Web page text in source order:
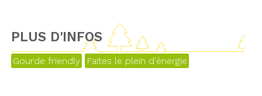
PLUS D'INFOS
Gourde friendly Faites le plein d'énergie